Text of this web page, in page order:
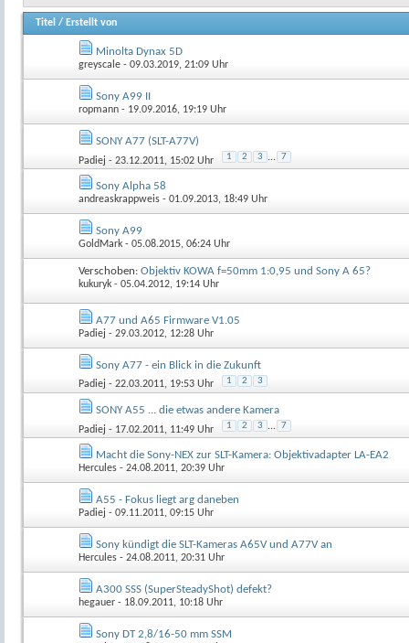
Titel / Erstellt von
Minolta Dynax 5D
greyscale - 09.03.2019, 21:09 Uhr
Sony A99 II
ropmann - 19.09.2016, 19:19 Uhr
SONY A77 (SLT-A77V)
Padiej - 23.12.2011, 15:02 Uhr 1 2 3 ... 7
Sony Alpha 58
andreaskrappweis - 01.09.2013, 18:49 Uhr
Sony A99
GoldMark - 05.08.2015, 06:24 Uhr
Verschoben: Objektiv KOWA f=50mm 1:0,95 und Sony A 65?
kukuryk - 05.04.2012, 19:14 Uhr
A77 und A65 Firmware V1.05
Padiej - 29.03.2012, 12:28 Uhr
Sony A77 - ein Blick in die Zukunft
Padiej - 22.03.2011, 19:53 Uhr 1 2 3
SONY A55 ... die etwas andere Kamera
Padiej - 17.02.2011, 11:49 Uhr 1 2 3 ... 7
Macht die Sony-NEX zur SLT-Kamera: Objektivadapter LA-EA2
Hercules - 24.08.2011, 20:39 Uhr
A55 - Fokus liegt arg daneben
Padiej - 09.11.2011, 09:15 Uhr
Sony kündigt die SLT-Kameras A65V und A77V an
Hercules - 24.08.2011, 20:31 Uhr
A300 SSS (SuperSteadyShot) defekt?
hegauer - 18.09.2011, 10:18 Uhr
Sony DT 2,8/16-50 mm SSM